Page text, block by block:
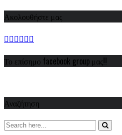
Ακολουθήστε μας
Το επίσημο facebook group μας!!
Αναζήτηση